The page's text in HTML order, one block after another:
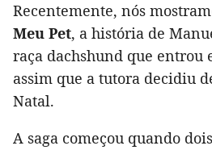
Recentemente, nós
Meu Pet, a história de
raça dachshund que entrou
assim que a tutora decidiu
Natal.
A saga começou quando